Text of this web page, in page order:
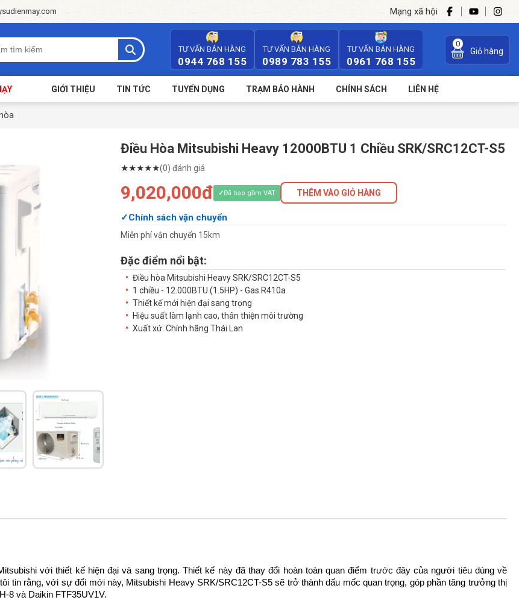
Mạng xã hội
TƯ VẤN BÁN HÀNG
0944 768 155
TƯ VẤN BÁN HÀNG
0989 783 155
TƯ VẤN BÁN HÀNG
0961 768 155
0
Giỏ hàng
GIỚI THIỆU TIN TỨC TUYỂN DỤNG TRẠM BẢO HÀNH CHÍNH SÁCH LIÊN HỆ
Điều Hòa Mitsubishi Heavy 12000BTU 1 Chiều SRK/SRC12CT-S5
★★★★★(0) đánh giá
9,020,000đ Đã bao gồm VAT THÊM VÀO GIỎ HÀNG
Chính sách vận chuyển
Miễn phí vận chuyển 15km
Đặc điểm nổi bật:
Điều hòa Mitsubishi Heavy SRK/SRC12CT-S5
1 chiều - 12.000BTU (1.5HP) - Gas R410a
Thiết kế mới hiện đại sang trọng
Hiệu suất làm lạnh cao, thân thiện môi trường
Xuất xứ: Chính hãng Thái Lan
với thiết kế hiện đại và sang trọng. Thiết kế này đã thay đổi hoàn toàn quan điểm trước đây của người tiêu dùng về
tin rằng, với sự đổi mới này, Mitsubishi Heavy SRK/SRC12CT-S5 sẽ trở thành dấu mốc quan trọng, góp phần tăng trưởng thị
8 và Daikin FTF35UV1V.